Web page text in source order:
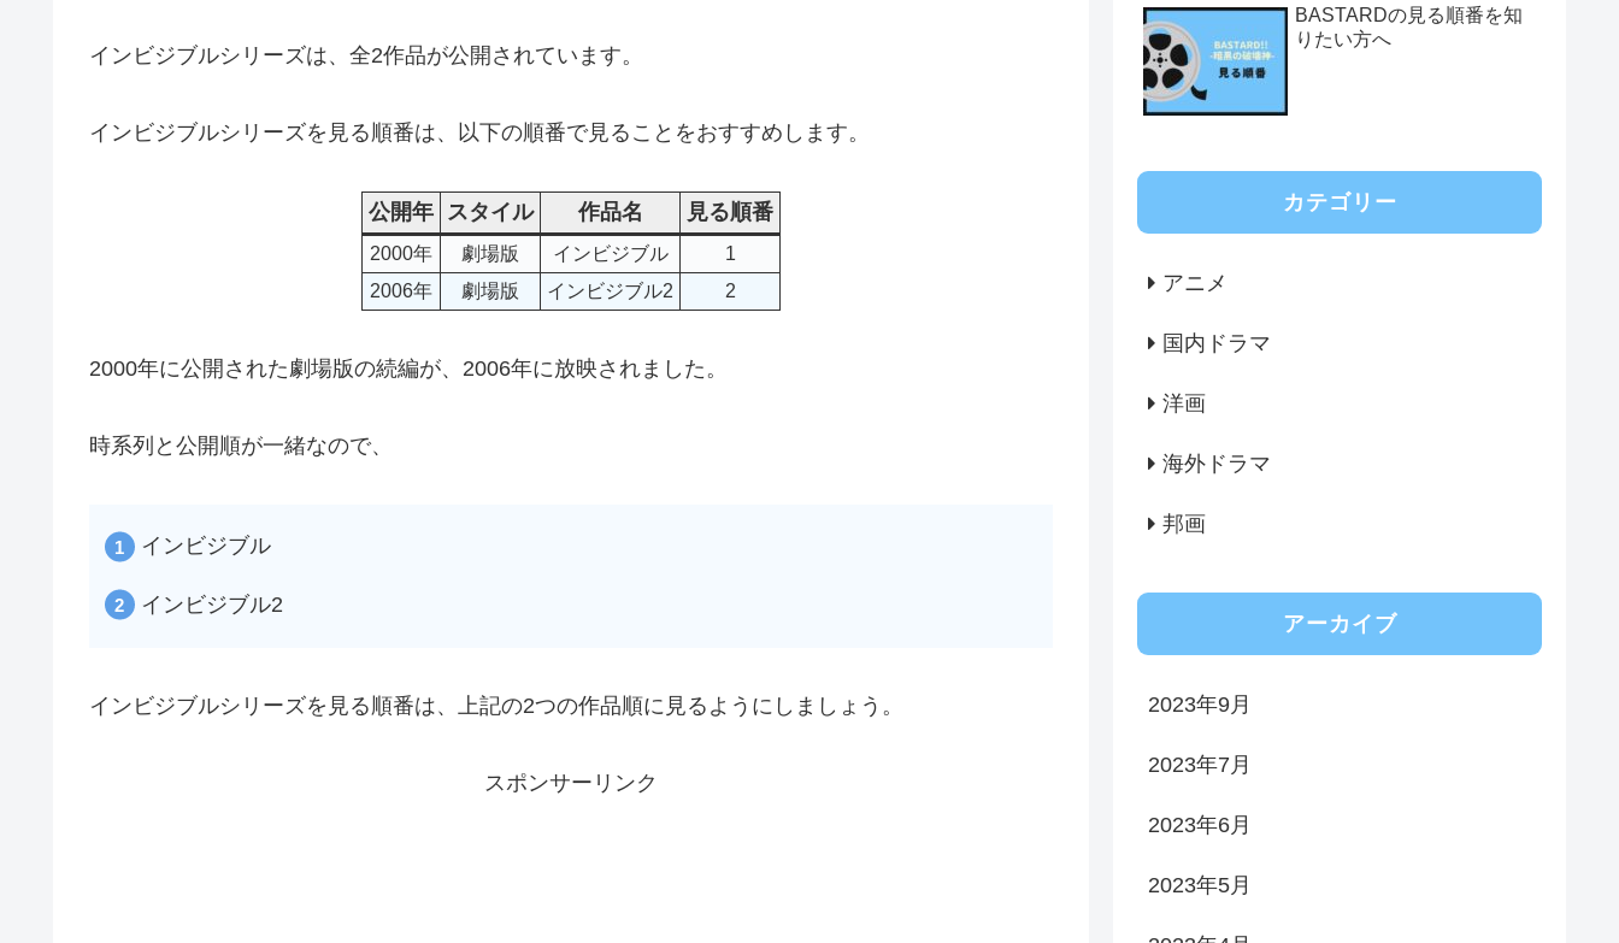
インビジブルシリーズは、全2作品が公開されています。
インビジブルシリーズを見る順番は、以下の順番で見ることをおすすめします。
公開年 スタイル 作品名 見る順番
2000年 劇場版 インビジブル
1
2006年
劇場版 インビジブル2 2
2000年に公開された劇場版の続編が、2006年に放映されました。
時系列と公開順が一緒なので、
インビジブル
インビジブル2
インビジブルシリーズを見る順番は、上記の2つの作品順に見るようにしましょう。
スポンサーリンク
BASTARDの見る順番を知
りたい方へ
カテゴリー
アニメ
国内ドラマ
洋画
海外ドラマ
邦画
アーカイブ
2023年9月
2023年7月
2023年6月
2023年5月